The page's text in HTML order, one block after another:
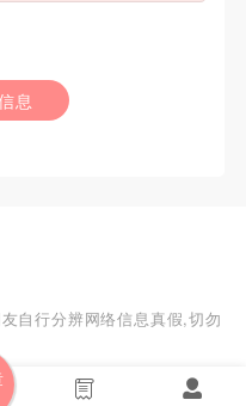
息
自行分辨网络信息真假,切勿